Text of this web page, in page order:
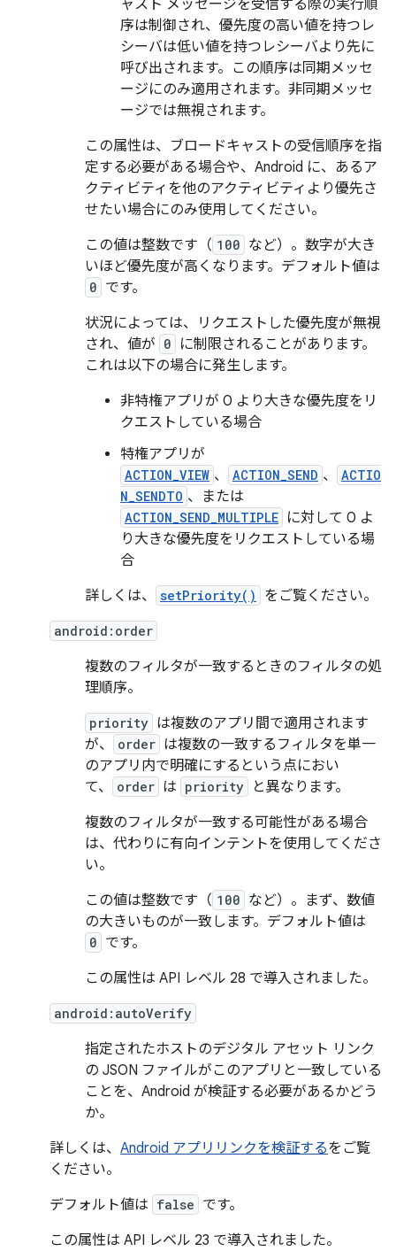
ャスト メッセージを受信する際の実行順
序は制御され、優先度の高い値を持つレ
シーバは低い値を持つレシーバより先に
呼び出されます。この順序は同期メッセ
ージにのみ適用されます。非同期メッセ
ージでは無視されます。
この属性は、ブロードキャストの受信順序を指
定する必要がある場合や、Android に、あるア
クティビティを他のアクティビティより優先さ
せたい場合にのみ使用してください。
この値は整数です（ 100 など）。数字が大き
いほど優先度が高くなります。デフォルト値は
0 です。
状況によっては、リクエストした優先度が無視
され、値が 0
に制限されることがあります。
これは以下の場合に発生します。
非特権アプリが 0 より大きな優先度をリ
クエストしている場合
特権アプリが
ACTION_VIEW 、 ACTION_SEND 、
ACTIO
N_SENDTO 、または
ACTION_SEND_MULTIPLE に対して 0 よ
り大きな優先度をリクエストしている場
合
詳しくは、
setPriority() をご覧ください。
android:order
複数のフィルタが一致するときのフィルタの処
理順序。
priority は複数のアプリ間で適用されます
が、
order は複数の一致するフィルタを単一
のアプリ内で明確にするという点におい
て、
order は priority
と異なります。
複数のフィルタが一致する可能性がある場合
は、代わりに有向インテントを使用してくださ
い。
この値は整数です（ 100 など）。まず、数値
の大きいものが一致します。デフォルト値は
0 です。
この属性は API レベル 28 で導入されました。
android:autoVerify
指定されたホストのデジタル アセット リンク
の JSON ファイルがこのアプリと一致している
ことを、Android が検証する必要があるかどう
か。
詳しくは、 Android アプリリンクを検証するをご覧
ください。
デフォルト値は false です。
この属性は API レベル 23 で導入されました。